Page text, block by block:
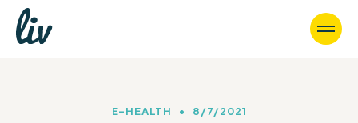
E-HEALTH • 8/7/2021